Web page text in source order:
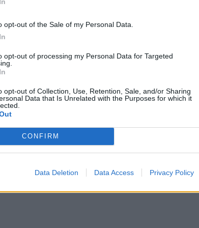
opt-out of the Sale of my Personal Data.
opt-out of processing my Personal Data for Targeted
opt-out of Collection, Use, Retention, Sale, and/or Sharing
Data that Is Unrelated with the Purposes for which it
CONFIRM
Data Deletion Data Access Privacy Policy
League? Dit zijn de belangrijke data
terugkeer: NEC onderzoekt komst van Ajax-icoon